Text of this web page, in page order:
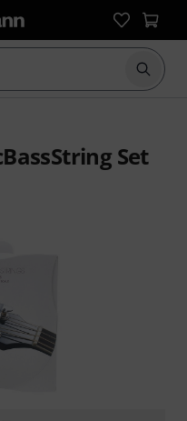
Suche
Set
28 Kundenbewertungen